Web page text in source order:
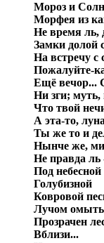
Мороз и
Морфея из
Не время ль,
Замки долой
На встречу с
Пожалуйте-
Ещё вечор...
Ни зги;
Что твой
А эта-то,
Ты же то и
Нынче же,
Не правда ль
Под небесной
Голубизной
Ковровой
Лучом
Прозрачен
Вблизи...